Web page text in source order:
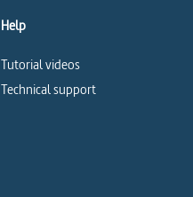
Help
Tutorial videos
Technical support